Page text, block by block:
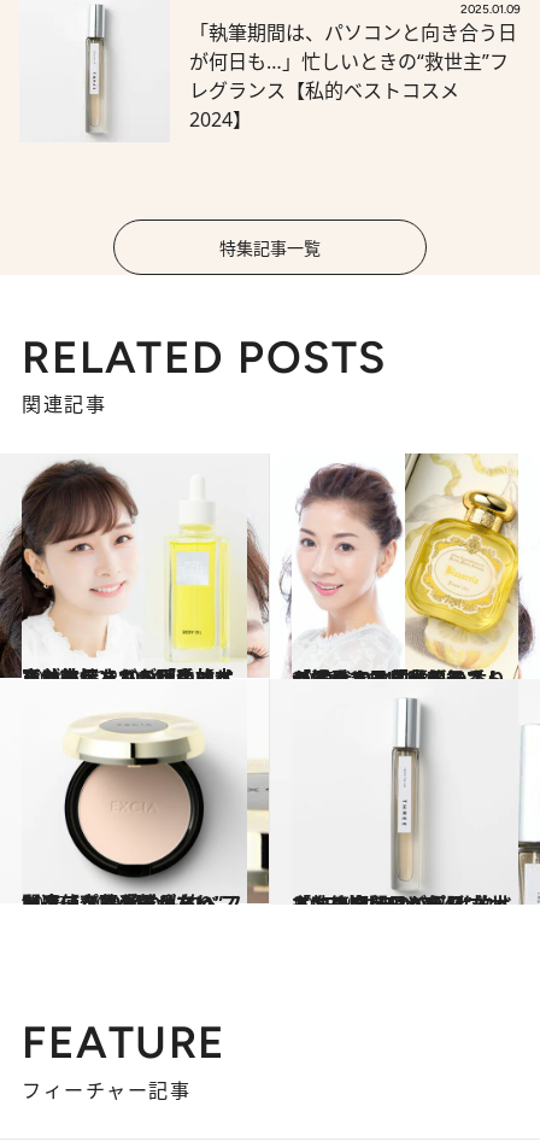
2025.01.09
「執筆期間は、パソコンと向き合う日
が何日も…」忙しいときの“救世主”フ
レグランス【私的ベストコスメ
2024】
特集記事一覧
RELATED POSTS
関連記事
2024.12.22
石井美保さんが「手放せない」ザ・ギンザのオイルが支持される理由【本当は教えたくない私的ベストコスメ2024】
ビューティ＆ヘルス 2025.1.6
「20代から柑橘系の香りが好き」君島十和子さんが溺愛する「唯一無二」の香りとは【私的ベストコスメ2024】
ビューティ＆ヘルス
2025.1.10
“1度使うと必ずハマり、間違いなく手離せない”フェイスパウダーがあった！【齋藤 薫の私的ベストコスメ2024】
ビューティ＆ヘルス 2025.1.9
「執筆期間は、パソコンと向き合う日が何日も…」忙しいときの“救世主”フレグランス【私的ベストコスメ2024】
ビューティ＆ヘルス
FEATURE
フィーチャー記事